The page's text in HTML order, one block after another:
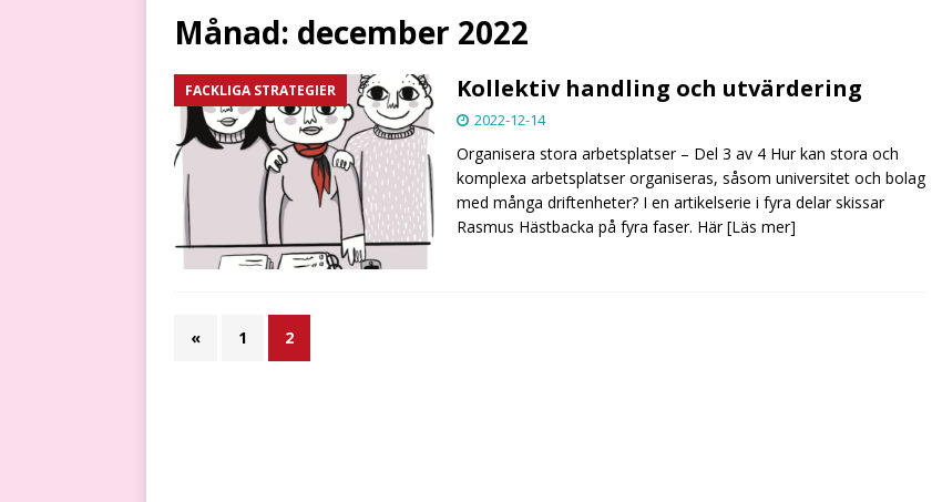
Månad: december 2022
FACKLIGA STRATEGIER Kollektiv handling och utvärdering
2022-12-14
Organisera stora arbetsplatser – Del 3 av 4 Hur kan stora och
komplexa arbetsplatser organiseras, såsom universitet och bolag
med många driftenheter? I en artikelserie i fyra delar skissar
Rasmus Hästbacka på fyra faser. Här[Läs mer]
« 1 2